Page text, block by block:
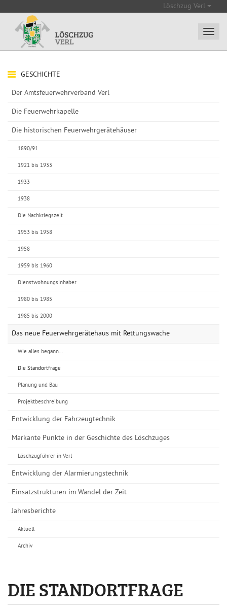
Löschzug Verl
GESCHICHTE
Der Amtsfeuerwehrverband Verl
Die Feuerwehrkapelle
Die historischen Feuerwehrgerätehäuser
1890/91
1921 bis 1933
1933
1938
Die Nachkriegszeit
1953 bis 1958
1958
1959 bis 1960
Dienstwohnungsinhaber
1980 bis 1985
1985 bis 2000
Das neue Feuerwehrgerätehaus mit Rettungswache
Wie alles begann...
Die Standortfrage
Planung und Bau
Projektbeschreibung
Entwicklung der Fahrzeugtechnik
Markante Punkte in der Geschichte des Löschzuges
Löschzugführer in Verl
Entwicklung der Alarmierungstechnik
Einsatzstrukturen im Wandel der Zeit
Jahresberichte
Aktuell
Archiv
DIE STANDORTFRAGE